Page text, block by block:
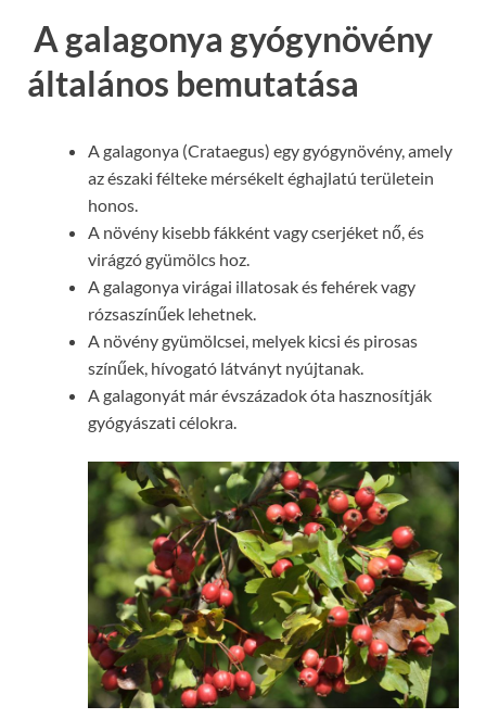
A galagonya gyógynövény
általános bemutatása
A galagonya (Crataegus) egy gyógynövény, amely
az északi félteke mérsékelt éghajlatú területein
honos.
A növény kisebb fákként vagy cserjéket nő, és
virágzó gyümölcs hoz.
A galagonya virágai illatosak és fehérek vagy
rózsaszínűek lehetnek.
A növény gyümölcsei, melyek kicsi és pirosas
színűek, hívogató látványt nyújtanak.
A galagonyát már évszázadok óta hasznosítják
gyógyászati ​​célokra.